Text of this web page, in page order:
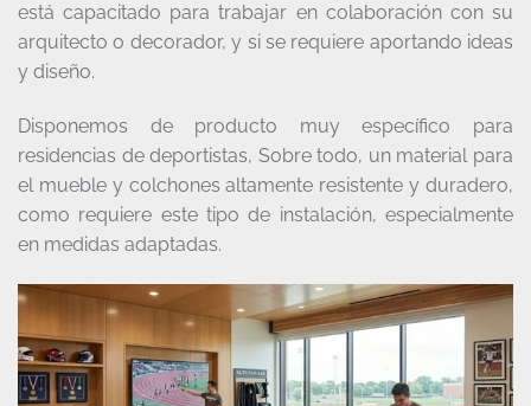
está capacitado para trabajar en colaboración con su
arquitecto o decorador, y si se requiere aportando ideas
y diseño.
Disponemos de producto muy específico para
residencias de deportistas, Sobre todo, un material para
el mueble y colchones altamente resistente y duradero,
como requiere este tipo de instalación, especialmente
en medidas adaptadas.